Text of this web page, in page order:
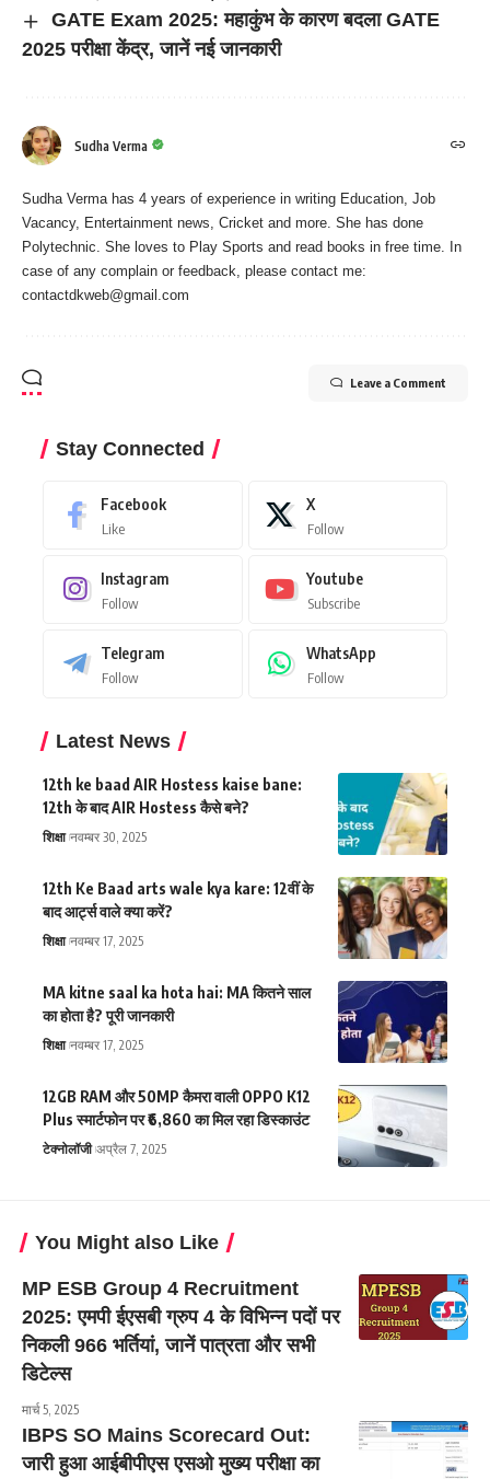
GATE Exam 2025: महाकुंभ के कारण बदला GATE
2025 परीक्षा केंद्र, जानें नई जानकारी
Sudha Verma
Sudha Verma has 4 years of experience in writing Education, Job
Vacancy, Entertainment news, Cricket and more. She has done
Polytechnic. She loves to Play Sports and read books in free time. In
case of any complain or feedback, please contact me:
contactdkweb@gmail.com
Leave a Comment
Stay Connected
Facebook
Like
X
Follow
Instagram
Follow
Youtube
Subscribe
Telegram
Follow
WhatsApp
Follow
Latest News
12th ke baad AIR Hostess kaise bane:
12th के बाद AIR Hostess कैसे बने?
शिक्षा नवम्बर 30, 2025
12th Ke Baad arts wale kya kare: 12वीं के
बाद आर्ट्स वाले क्या करें?
शिक्षा नवम्बर 17, 2025
MA kitne saal ka hota hai: MA कितने साल
का होता है? पूरी जानकारी
शिक्षा नवम्बर 17, 2025
12GB RAM और 50MP कैमरा वाली OPPO K12
Plus स्मार्टफोन पर ₹6,860 का मिल रहा डिस्काउंट
टेक्नोलॉजी अप्रैल 7, 2025
You Might also Like
MP ESB Group 4 Recruitment
2025: एमपी ईएसबी ग्रुप 4 के विभिन्न पदों पर
निकली 966 भर्तियां, जानें पात्रता और सभी
डिटेल्स
मार्च 5, 2025
IBPS SO Mains Scorecard Out:
जारी हुआ आईबीपीएस एसओ मुख्य परीक्षा का